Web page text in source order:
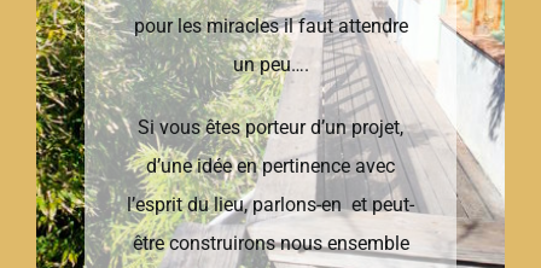
pour les miracles il faut attendre
un peu….
Si vous êtes porteur d’un projet,
d’une idée en pertinence avec
l’esprit du lieu, parlons-en et peut-
être construirons nous ensemble